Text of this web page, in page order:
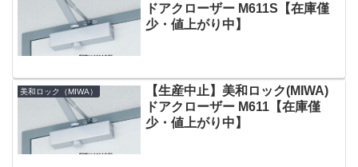
ドアクローザー M611S【在庫僅
少・値上がり中】
美和ロック（MIWA）
【生産中止】美和ロック(MIWA)
ドアクローザー M611【在庫僅
少・値上がり中】